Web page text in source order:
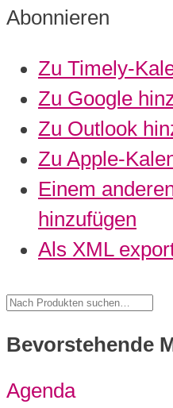
Abonnieren
Zu Timely-
Zu Google
Zu Outlook
Zu Apple-
Einem
hinzufügen
Als XML
Bevorstehende
Agenda